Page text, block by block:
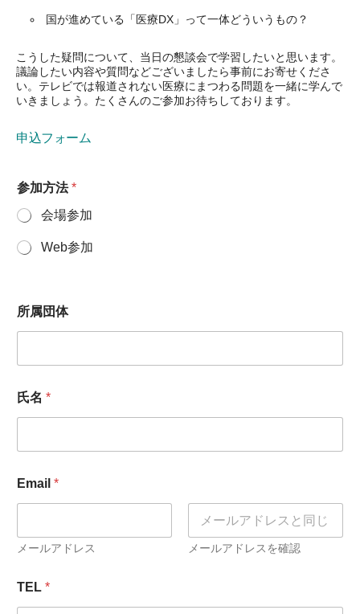
国が進めている「医療DX」って一体どういうもの？
こうした疑問について、当日の懇談会で学習したいと思います。
議論したい内容や質問などございましたら事前にお寄せくださ
い。テレビでは報道されない医療にまつわる問題を一緒に学んで
いきましょう。たくさんのご参加お待ちしております。
申込フォーム
参加方法*
会場参加
Web参加
所属団体
氏名 *
Email *
メールアドレス メールアドレスを確認
TEL *